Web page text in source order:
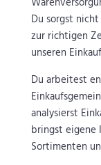
Du sorgst
zur richtigen
unseren
Du arbeitest
analysierst
bringst eigene
Sortimenten